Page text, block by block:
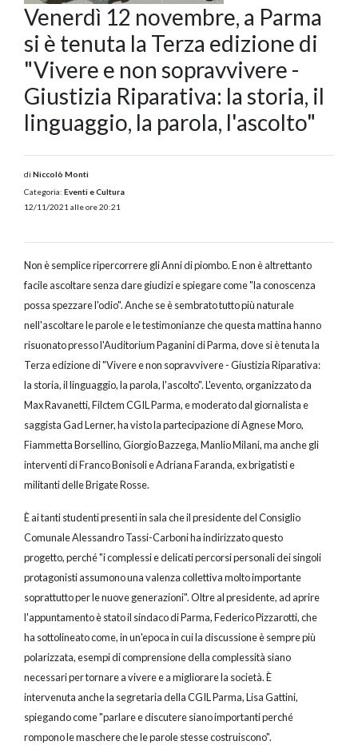
Venerdì 12 novembre, a Parma
si è tenuta la Terza edizione di
"Vivere e non sopravvivere -
Giustizia Riparativa: la storia, il
linguaggio, la parola, l'ascolto"
di Niccolò Monti
Categoria: Eventi e Cultura
12/11/2021 alle ore 20:21
Non è semplice ripercorrere gli Anni di piombo. E non è altrettanto
facile ascoltare senza dare giudizi e spiegare come "la conoscenza
possa spezzare l'odio". Anche se è sembrato tutto più naturale
nell'ascoltare le parole e le testimonianze che questa mattina hanno
risuonato presso l'Auditorium Paganini di Parma, dove si è tenuta la
Terza edizione di "Vivere e non sopravvivere - Giustizia Riparativa:
la storia, il linguaggio, la parola, l'ascolto". L'evento, organizzato da
Max Ravanetti, Filctem CGIL Parma, e moderato dal giornalista e
saggista Gad Lerner, ha visto la partecipazione di Agnese Moro,
Fiammetta Borsellino, Giorgio Bazzega, Manlio Milani, ma anche gli
interventi di Franco Bonisoli e Adriana Faranda, ex brigatisti e
militanti delle Brigate Rosse.
È ai tanti studenti presenti in sala che il presidente del Consiglio
Comunale Alessandro Tassi-Carboni ha indirizzato questo
progetto, perché "i complessi e delicati percorsi personali dei singoli
protagonisti assumono una valenza collettiva molto importante
soprattutto per le nuove generazioni". Oltre al presidente, ad aprire
l'appuntamento è stato il sindaco di Parma, Federico Pizzarotti, che
ha sottolineato come, in un'epoca in cui la discussione è sempre più
polarizzata, esempi di comprensione della complessità siano
necessari per tornare a vivere e a migliorare la società. È
intervenuta anche la segretaria della CGIL Parma, Lisa Gattini,
spiegando come "parlare e discutere siano importanti perché
rompono le maschere che le parole stesse costruiscono".